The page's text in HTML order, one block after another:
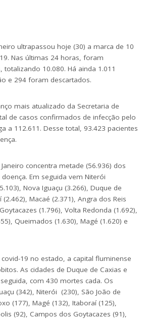
ultrapassou hoje (30) a marca de 10
Nas últimas 24 horas, foram
10.080. Há ainda 1.011
e 294 foram descartados.
mais atualizado da Secretaria de
de casos confirmados de infecção pelo
a 112.611. Desse total, 93.423 pacientes
concentra metade (56.936) dos
Em seguida vem Niterói
Nova Iguaçu (3.266), Duque de
(2.462), Macaé (2.371), Angra dos Reis
(1.796), Volta Redonda (1.692),
Queimados (1.630), Magé (1.620) e
19 no estado, a capital fluminense
As cidades de Duque de Caxias e
com 430 mortes cada. Os
(342), Niterói (230), São João de
(177), Magé (132), Itaboraí (125),
(92), Campos dos Goytacazes (91),